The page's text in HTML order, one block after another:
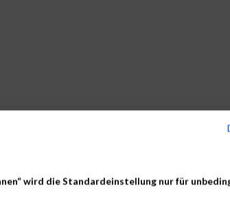
wird die Standardeinstellung nur für